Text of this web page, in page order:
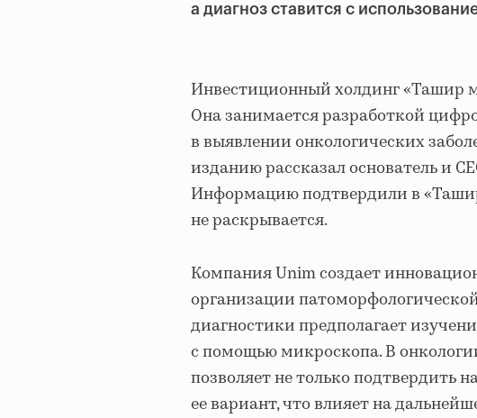
а диагноз ставится с
Инвестиционный холдинг «Ташир
Она занимается разработкой
в выявлении онкологических
изданию рассказал основатель и
Информацию подтвердили в
не раскрывается.
Компания Unim создает
организации
диагностики предполагает
с помощью микроскопа. В
позволяет не только подтвердить
ее вариант, что влияет на